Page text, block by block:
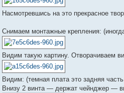
Насмотревшись на это прекрасное
Снимаем монтажные крепления:
Видим такую картину. Отворачиваем
Видим: (темная плата это задняя
Внизу 2 винта — держат чейнджер —